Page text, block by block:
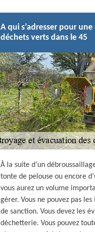
A qui s’adresser pour
déchets verts dans le 45
À la suite d’un
tonte de pelouse ou encore
vous aurez un volume
gérer. Vous ne pouvez pas
de sanction. Vous devez les
déchetterie. Vous pouvez